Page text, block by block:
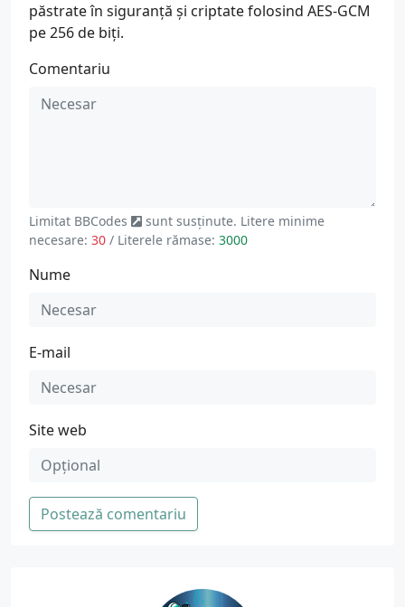
păstrate în siguranță și criptate folosind AES-GCM
pe 256 de biți.
Comentariu
Limitat BBCodes
sunt susținute. Litere minime
necesare: 30 / Literele rămase: 3000
Nume
E-mail
Site web
Postează comentariu